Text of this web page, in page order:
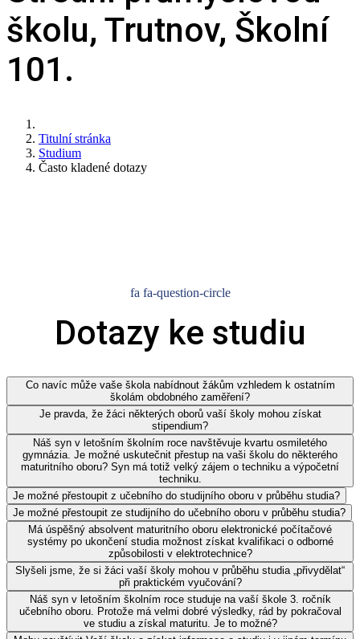
školu, Trutnov, Školní
101.
Titulní stránka
Studium
Často kladené dotazy
fa fa-question-circle
Dotazy ke studiu
Co navíc může vaše škola nabídnout žákům vzhledem k ostatním
školám obdobného zaměření?
Je pravda, že žáci některých oborů vaší školy mohou získat
stipendium?
Náš syn v letošním školním roce navštěvuje kvartu osmiletého
gymnázia. Je možné uskutečnit přestup na vaši školu do některého
maturitního oboru? Syn má totiž velký zájem o techniku a výpočetní
techniku.
Je možné přestoupit z učebního do studijního oboru v průběhu studia?
Je možné přestoupit ze studijního do učebního oboru v průběhu studia?
Má úspěšný absolvent maturitního oboru elektronické počítačové
systémy po ukončení studia možnost získat kvalifikaci o odborné
způsobilosti v elektrotechnice?
Slyšeli jsme, že si žáci vaší školy mohou v průběhu studia „přivydělat“
při praktickém vyučování?
Náš syn v letošním školním roce studuje na vaší škole 3. ročník
učebního oboru. Protože má velmi dobré výsledky, rád by pokračoval
ve studiu a získal maturitu. Je to možné?